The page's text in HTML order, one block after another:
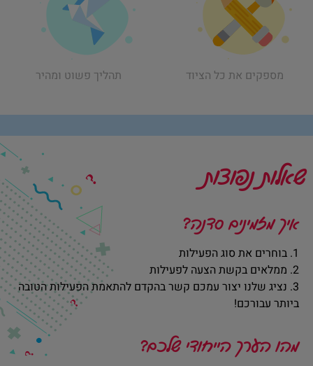
מספקים את כל הציוד תהליך פשוט ומהיר
שאלות נפוצות
איך מזמינים סדנה?
1. בוחרים את סוג הפעילות
2. ממלאים בקשת הצעה לפעילות
3. נציג שלנו יצור עמכם קשר בהקדם להתאמת הפעילות הטובה
ביותר עבורכם!
מהו הערך הייחודי שלכם?